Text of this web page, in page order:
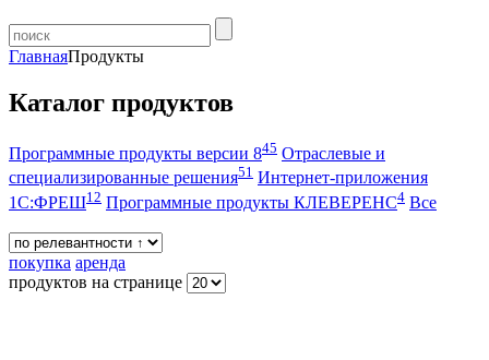
ГлавнаяПродукты
Каталог продуктов
Программные продукты версии 845 Отраслевые и
специализированные решения51 Интернет-приложения
1С:ФРЕШ12 Программные продукты КЛЕВЕРЕНС4 Все
покупка аренда
продуктов на странице